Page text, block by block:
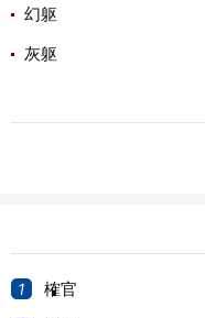
幻躯
灰躯
1 榷官